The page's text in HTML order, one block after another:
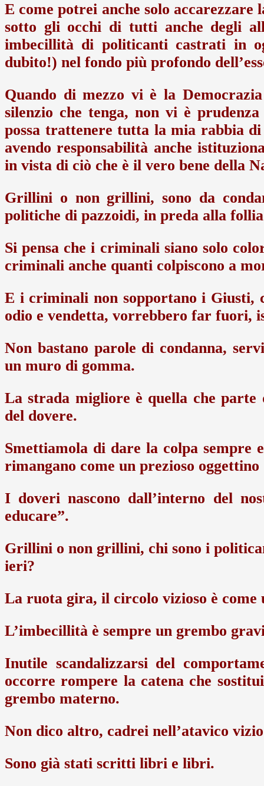
E come potrei anche solo
sotto gli occhi di tutti anche degli
imbecillità di politicanti castrati in
dubito!) nel fondo più profondo
Quando di mezzo vi è la
silenzio che tenga, non vi è
possa trattenere tutta la mia rabbia
avendo responsabilità anche
in vista di ciò che è il vero bene della
Grillini o non grillini, sono da
politiche di pazzoidi, in preda alla
Si pensa che i criminali siano solo
criminali anche quanti colpiscono a
E i criminali non sopportano i Giusti,
odio e vendetta, vorrebbero far fuori,
Non bastano parole di condanna,
un muro di gomma.
La strada migliore è quella che parte
del dovere.
Smettiamola di dare la colpa sempre
rimangano come un prezioso
I doveri nascono dall’interno del
educare”.
Grillini o non grillini, chi sono i
ieri?
La ruota gira, il circolo vizioso è come
L’imbecillità è sempre un grembo
Inutile scandalizzarsi del
occorre rompere la catena che
grembo materno.
Non dico altro, cadrei nell’atavico
Sono già stati scritti libri e libri.